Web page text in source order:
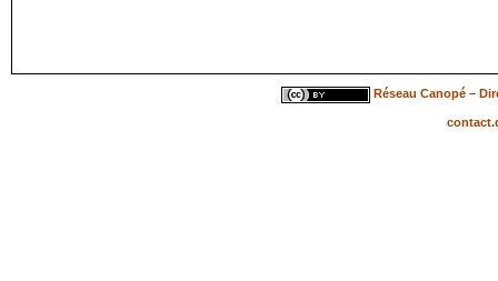
Réseau Canopé –